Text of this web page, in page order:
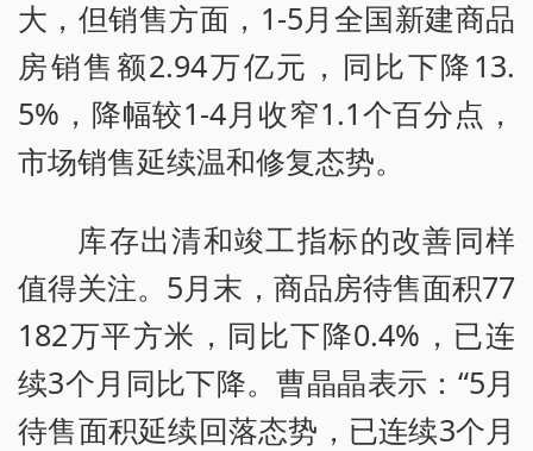
大，但销售方面，1-5月全国新建商品
房销售额2.94万亿元，同比下降13.
5%，降幅较1-4月收窄1.1个百分点，
市场销售延续温和修复态势。
库存出清和竣工指标的改善同样
值得关注。5月末，商品房待售面积77
182万平方米，同比下降0.4%，已连
续3个月同比下降。曹晶晶表示：“5月
待售面积延续回落态势，已连续3个月